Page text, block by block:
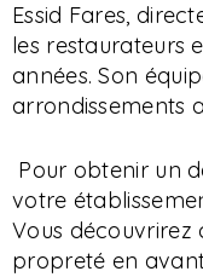
Essid Fares,
les restaurateurs
années. Son
arrondissements
Pour obtenir un
votre
Vous
propreté en